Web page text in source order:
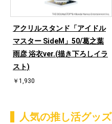
アクリルスタンド「アイドル
マスター SideM」50/葛之葉
雨彦 浴衣ver.(描き下ろしイラ
スト)
￥1,930
人気の推し活グッズ